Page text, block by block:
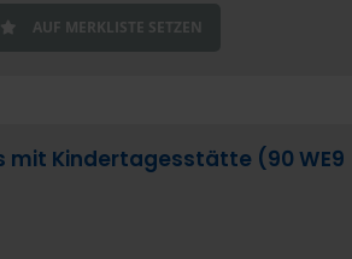
AUF MERKLISTE SETZEN
mit Kindertagesstätte (90 WE9